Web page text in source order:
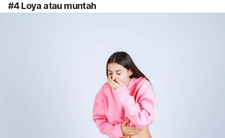
#4 Loya atau muntah